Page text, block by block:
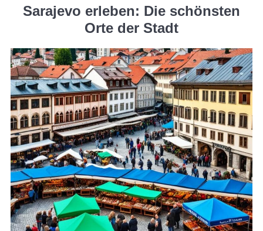
Sarajevo erleben: Die schönsten
Orte der Stadt